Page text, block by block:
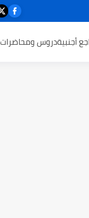
أجنبيةدروس ومحاضرات